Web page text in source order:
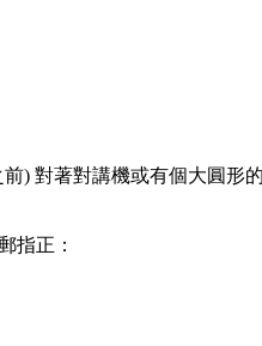
對著對講機或有個大圓形
指正：